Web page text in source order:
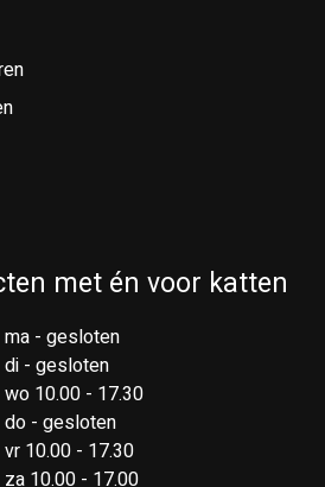
met én voor katten
ma - gesloten
di - gesloten
wo 10.00 - 17.30
do - gesloten
vr 10.00 - 17.30
za 10.00 - 17.00